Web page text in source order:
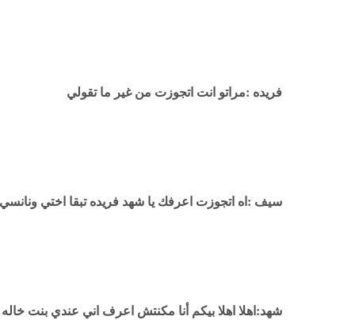
فريده :مراتو انت اتجوزت من غير ما تقولي
سيف :اه اتجوزت اعرفك يا شهد فريده تبقا اختي
شهد:اهلا اهلا بيكم أنا مكنتش اعرف اني عندي بنت